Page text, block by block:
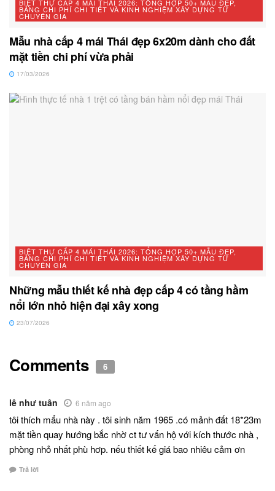
BIỆT THỰ CẤP 4 MÁI THÁI 2026: TỔNG HỢP 50+ MẪU ĐẸP,
BẢNG CHI PHÍ CHI TIẾT VÀ KINH NGHIỆM XÂY DỰNG TỪ
CHUYÊN GIA
Mẫu nhà cấp 4 mái Thái đẹp 6x20m dành cho đất
mặt tiền chi phí vừa phải
17/03/2026
BIỆT THỰ CẤP 4 MÁI THÁI 2026: TỔNG HỢP 50+ MẪU ĐẸP,
BẢNG CHI PHÍ CHI TIẾT VÀ KINH NGHIỆM XÂY DỰNG TỪ
CHUYÊN GIA
Những mẫu thiết kế nhà đẹp cấp 4 có tầng hầm
nổi lớn nhỏ hiện đại xây xong
23/07/2026
Comments 6
lê như tuân 6 năm ago
tôi thích mẩu nhà này . tôi sinh năm 1965 .có mảnh đất 18*23m
mặt tiền quay hướng bắc nhờ ct tư vấn hộ với kích thước nhà ,
phòng nhỏ nhất phù hơp. nếu thiết kế giá bao nhiêu cảm ơn
Trả lời